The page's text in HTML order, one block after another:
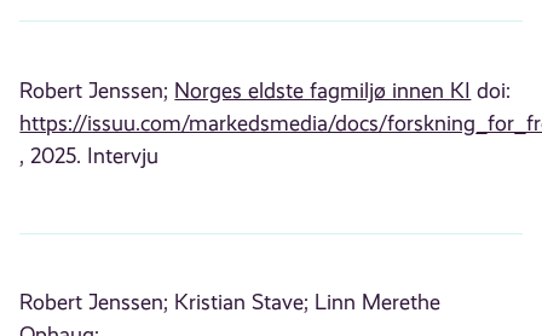
Robert Jenssen; Norges eldste fagmiljø innen KI doi:
https://issuu.com/markedsmedia/docs/
, 2025. Intervju
Robert Jenssen; Kristian Stave; Linn Merethe